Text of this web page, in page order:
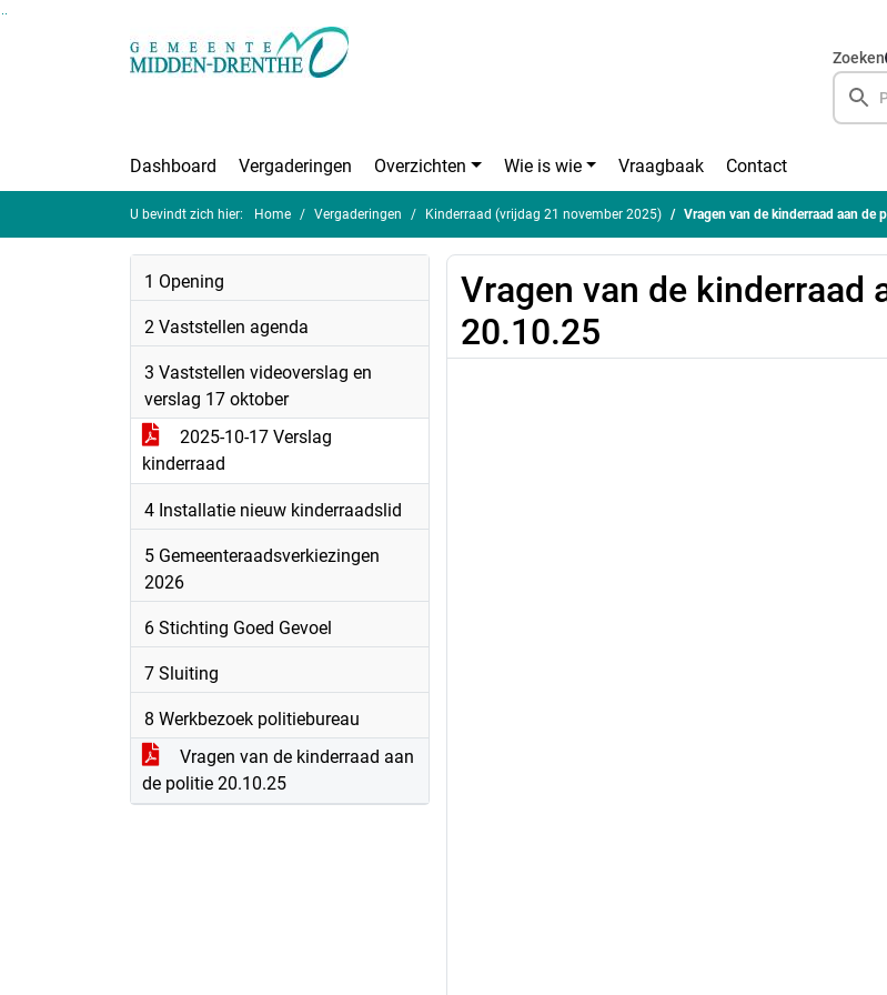
Zoeken
Dashboard Vergaderingen Overzichten Wie is wie Vraagbaak Contact
U bevindt zich hier: Home Vergaderingen Kinderraad (vrijdag 21 november 2025) Vragen van de kinderraad aan de
1 Opening
2 Vaststellen agenda
3 Vaststellen videoverslag en
verslag 17 oktober
2025-10-17 Verslag
kinderraad
4 Installatie nieuw kinderraadslid
5 Gemeenteraadsverkiezingen
2026
6 Stichting Goed Gevoel
7 Sluiting
8 Werkbezoek politiebureau
Vragen van de kinderraad aan
de politie 20.10.25
Vragen van de kinderraad
20.10.25